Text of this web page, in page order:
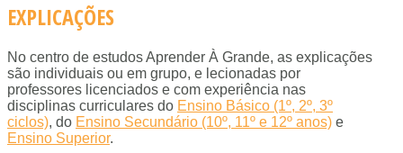
EXPLICAÇÕES
No centro de estudos Aprender À Grande, as explicações
são individuais ou em grupo, e lecionadas por
professores licenciados e com experiência nas
disciplinas curriculares do Ensino Básico (1º, 2º, 3º
ciclos), do Ensino Secundário (10º, 11º e 12º anos) e
Ensino Superior.